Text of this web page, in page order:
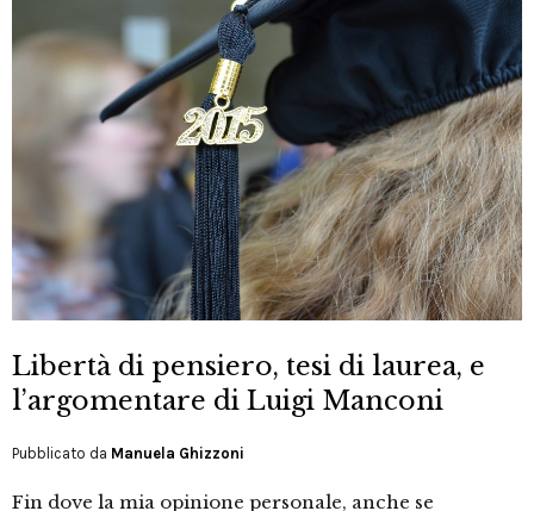
Libertà di pensiero, tesi di laurea, e
l’argomentare di Luigi Manconi
Pubblicato da Manuela Ghizzoni
Fin dove la mia opinione personale, anche se